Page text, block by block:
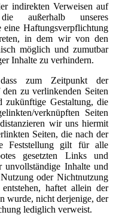
indirekten Verweisen auf
außerhalb unseres
eine Haftungsverpflichtung
in dem wir von den
möglich und zumutbar
Inhalte zu verhindern.
zum Zeitpunkt der
zu verlinkenden Seiten
zukünftige Gestaltung, die
verknüpften Seiten
wir uns hiermit
Seiten, die nach der
Feststellung gilt für alle
gesetzten Links und
unvollständige Inhalte und
oder Nichtnutzung
haftet allein der
wurde, nicht derjenige, der
lediglich verweist.